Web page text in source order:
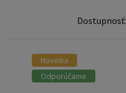
Dostupnosť:
Novinka
Odporúčame